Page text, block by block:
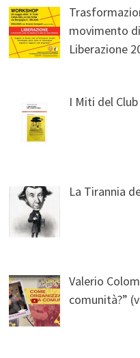
movimento
Liberazione
I Miti del
La Tirannia
Valerio
comunità?”